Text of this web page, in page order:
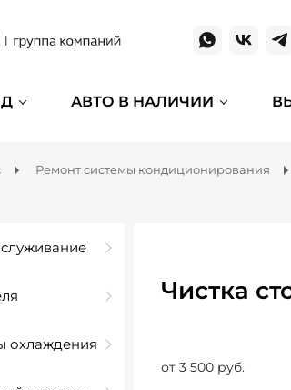
АВТО В НАЛИЧИИ
Ремонт системы кондиционирования
охлаждения
Чистка
от 3 500 руб.